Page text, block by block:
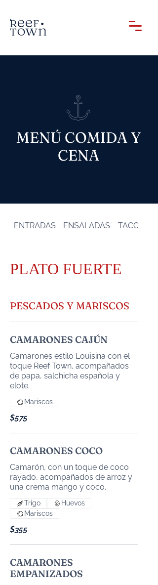
MENÚ COMIDA Y
CENA
ENTRADAS ENSALADAS TACOS Y
PLATO FUERTE
PESCADOS Y MARISCOS
CAMARONES CAJÚN
Camarones estilo Louisina con el
toque Reef Town, acompañados
de papa, salchicha española y
elote.
$575
Mariscos
CAMARONES COCO
Camarón, con un toque de coco
rayado, acompañados de arroz y
$355
Trigo
Huevos
Mariscos
CAMARONES
EMPANIZADOS